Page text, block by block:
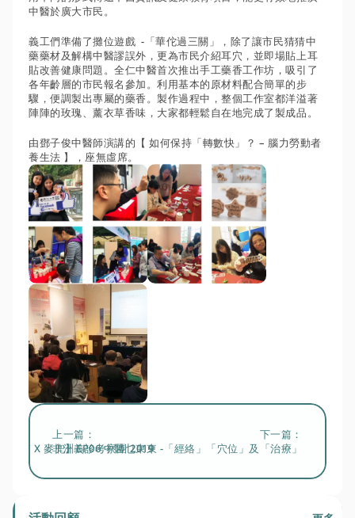
中醫於廣大市民。
義工們準備了攤位遊戲  -「華佗過三關」，除了讓市民猜猜中
藥藥材及解構中醫謬誤外，更為市民介紹耳穴，並即場貼上耳
貼改善健康問題。全仁中醫首次推出手工藥香工作坊，吸引了
各年齡層的市民報名參加。利用基本的原材料配合簡單的步
驟，便調製出專屬的藥香。製作過程中，整個工作室都洋溢著
陣陣的玫瑰、薰衣草香味，大家都輕鬆自在地完成了製成品。
由鄧子俊中醫師演講的【 如何保持「轉數快」？ – 腦力勞動者
養生法 】，座無虛席。
上一篇：
非洲義診考察團 2019
下一篇：
中醫 X 麥兜】EP06 中醫乜東東 -「經絡」「穴位」及「治療」